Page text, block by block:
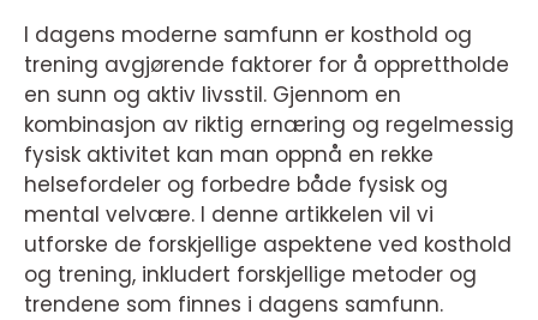
I dagens moderne samfunn er kosthold og
trening avgjørende faktorer for å opprettholde
en sunn og aktiv livsstil. Gjennom en
kombinasjon av riktig ernæring og regelmessig
fysisk aktivitet kan man oppnå en rekke
helsefordeler og forbedre både fysisk og
mental velvære. I denne artikkelen vil vi
utforske de forskjellige aspektene ved kosthold
og trening, inkludert forskjellige metoder og
trendene som finnes i dagens samfunn.